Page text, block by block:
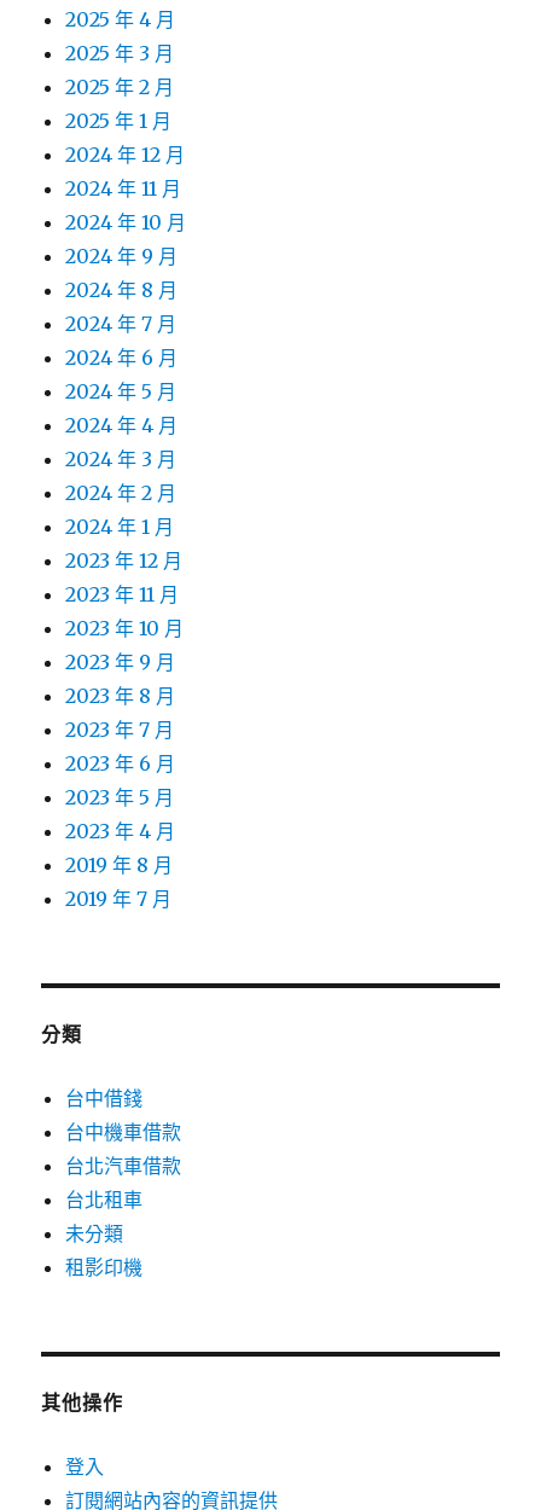
2025 年 4 月
2025 年 3 月
2025 年 2 月
2025 年 1 月
2024 年 12 月
2024 年 11 月
2024 年 10 月
2024 年 9 月
2024 年 8 月
2024 年 7 月
2024 年 6 月
2024 年 5 月
2024 年 4 月
2024 年 3 月
2024 年 2 月
2024 年 1 月
2023 年 12 月
2023 年 11 月
2023 年 10 月
2023 年 9 月
2023 年 8 月
2023 年 7 月
2023 年 6 月
2023 年 5 月
2023 年 4 月
2019 年 8 月
2019 年 7 月
分類
台中借錢
台中機車借款
台北汽車借款
台北租車
未分類
租影印機
其他操作
登入
訂閱網站內容的資訊提供